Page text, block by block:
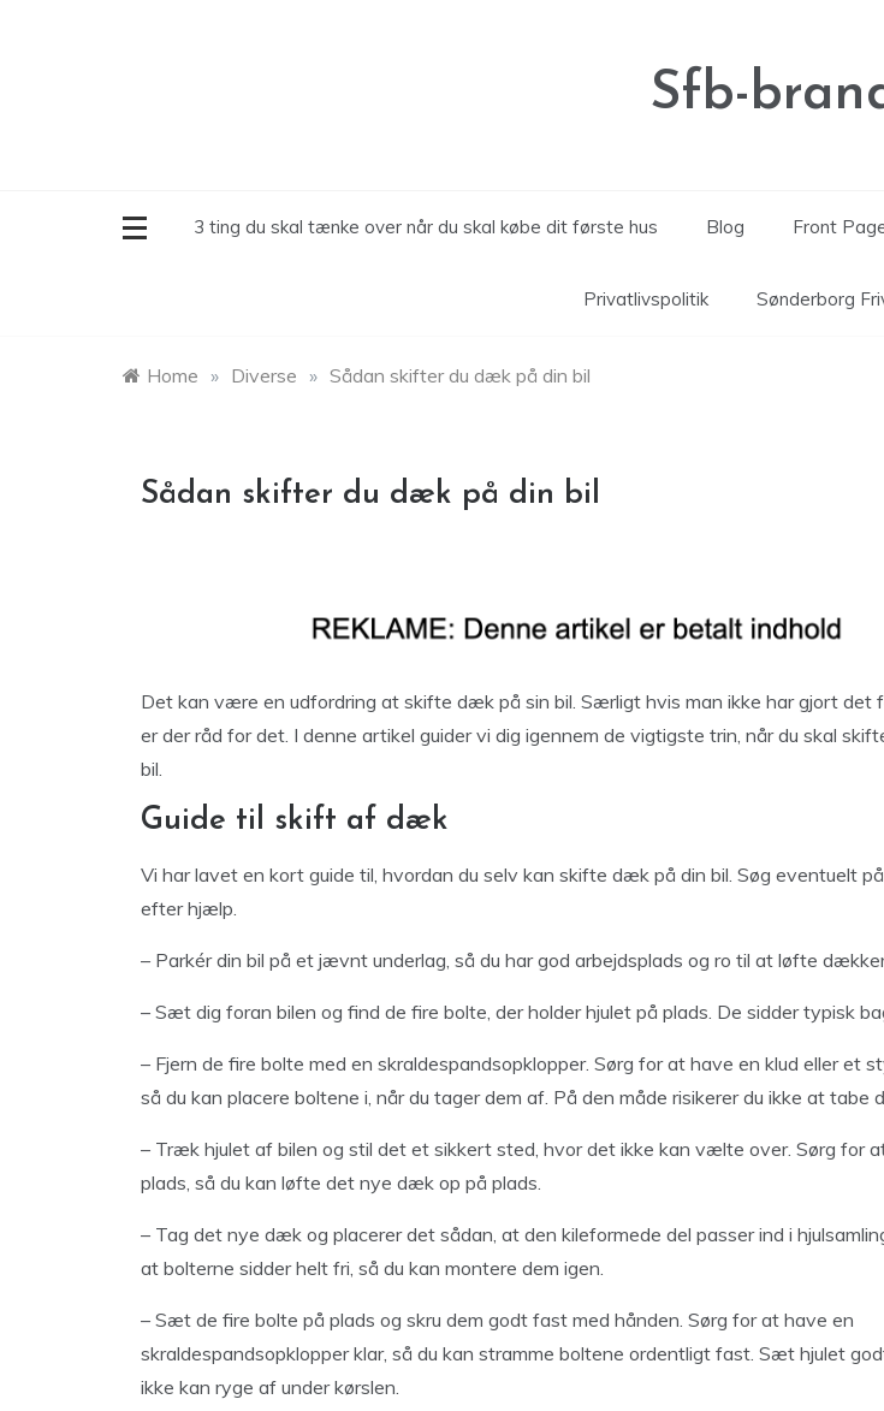
Sfb-
3 ting du skal tænke over når du skal købe dit første hus Blog Front
Privatlivspolitik Sønderborg
Home » Diverse » Sådan skifter du dæk på din bil
Sådan skifter du dæk på din bil
Det kan være en udfordring at skifte dæk på sin bil. Særligt hvis man ikke har gjort det
er der råd for det. I denne artikel guider vi dig igennem de vigtigste trin, når du skal
bil.
Guide til skift af dæk
Vi har lavet en kort guide til, hvordan du selv kan skifte dæk på din bil. Søg eventuelt på
efter hjælp.
– Parkér din bil på et jævnt underlag, så du har god arbejdsplads og ro til at løfte
– Sæt dig foran bilen og find de fire bolte, der holder hjulet på plads. De sidder typisk
– Fjern de fire bolte med en skraldespandsopklopper. Sørg for at have en klud eller et
så du kan placere boltene i, når du tager dem af. På den måde risikerer du ikke at tabe
– Træk hjulet af bilen og stil det et sikkert sted, hvor det ikke kan vælte over. Sørg for
plads, så du kan løfte det nye dæk op på plads.
– Tag det nye dæk og placerer det sådan, at den kileformede del passer ind i
at bolterne sidder helt fri, så du kan montere dem igen.
– Sæt de fire bolte på plads og skru dem godt fast med hånden. Sørg for at have en
skraldespandsopklopper klar, så du kan stramme boltene ordentligt fast. Sæt hjulet
ikke kan ryge af under kørslen.